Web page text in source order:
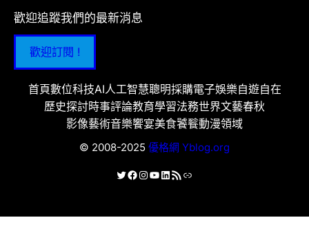
歡迎追蹤我們的最新消息
歡迎訂閱 !
首頁數位科技AI人工智慧聰明採購電子娛樂自遊自在
歷史探討時事評論教育學習法務世界文藝春秋
影像藝術音樂饗宴美食饕餮動漫領域
© 2008-2025 優格網 Yblog.org
X Facebook
Instagram
YouTube
LinkedIn
RSS 資訊提供連結